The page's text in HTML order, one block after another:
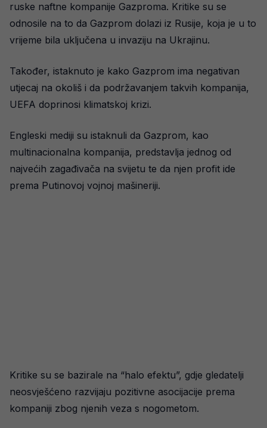
ruske naftne kompanije Gazproma. Kritike su se
odnosile na to da Gazprom dolazi iz Rusije, koja je u to
vrijeme bila uključena u invaziju na Ukrajinu.
Također, istaknuto je kako Gazprom ima negativan
utjecaj na okoliš i da podržavanjem takvih kompanija,
UEFA doprinosi klimatskoj krizi.
Engleski mediji su istaknuli da Gazprom, kao
multinacionalna kompanija, predstavlja jednog od
najvećih zagađivača na svijetu te da njen profit ide
prema Putinovoj vojnoj mašineriji.
Kritike su se bazirale na “halo efektu”, gdje gledatelji
neosvješćeno razvijaju pozitivne asocijacije prema
kompaniji zbog njenih veza s nogometom.